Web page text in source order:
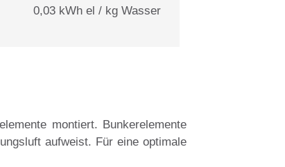
0,03 kWh el / kg Wasser
montiert. Bunkerelemente
aufweist. Für eine optimale